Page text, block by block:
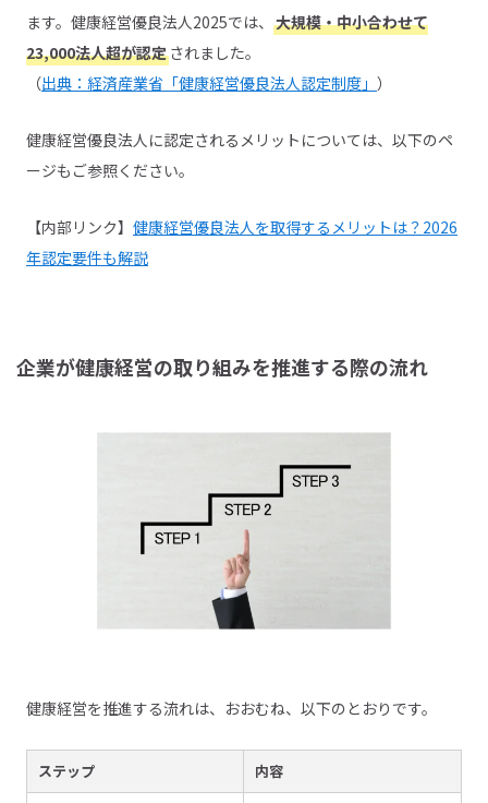
ます。健康経営優良法人2025では、 大規模・中小合わせて
23,000法人超が認定 されました。
（出典：経済産業省「健康経営優良法人認定制度」 ）
健康経営優良法人に認定されるメリットについては、以下のペ
ージもご参照ください。
【内部リンク】 健康経営優良法人を取得するメリットは？2026
年認定要件も解説
企業が健康経営の取り組みを推進する際の流れ
健康経営を推進する流れは、おおむね、以下のとおりです。
ステップ 内容